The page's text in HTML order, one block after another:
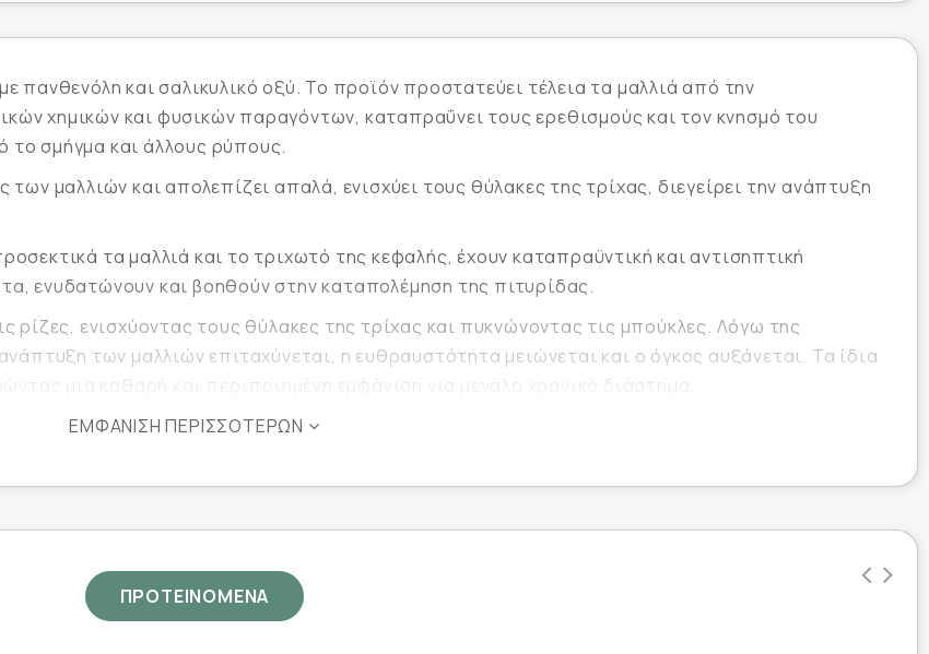
με πανθενόλη και σαλικυλικό οξύ. Το προϊόν προστατεύει τέλεια τα μαλλιά από την
χημικών και φυσικών παραγόντων, καταπραΰνει τους ερεθισμούς και τον κνησμό του
το σμήγμα και άλλους ρύπους.
μαλλιών και απολεπίζει απαλά, ενισχύει τους θύλακες της τρίχας, διεγείρει την ανάπτυξη
τα μαλλιά και το τριχωτό της κεφαλής, έχουν καταπραϋντική και αντισηπτική
ενυδατώνουν και βοηθούν στην καταπολέμηση της πιτυρίδας.
ρίζες, ενισχύοντας τους θύλακες της τρίχας και πυκνώνοντας τις μπούκλες. Λόγω της
των μαλλιών επιταχύνεται, η ευθραυστότητα μειώνεται και ο όγκος αυξάνεται. Τα ίδια
μια καθαρή και περιποιημένη εμφάνιση για μεγάλο χρονικό διάστημα.
του δέρματος και απομακρύνει τις υπερβολικές εκκρίσεις σμήγματος, λόγω των
τη διατροφή των τριχοθυλακίων, διεγείροντας έτσι την ανάπτυξη των μαλλιών και επίσης
ΕΜΦΆΝΙΣΗ ΠΕΡΙΣΣΌΤΕΡΩΝ
ΠΡΟΤΕΙΝΟΜΕΝΑ